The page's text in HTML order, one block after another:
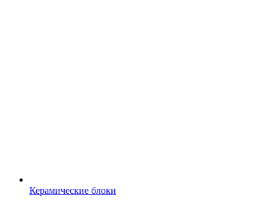
Керамические блоки